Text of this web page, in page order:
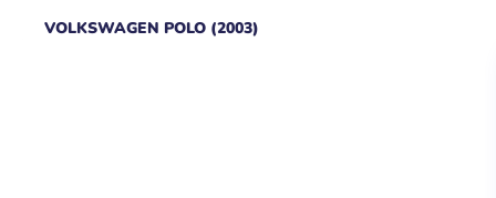
VOLKSWAGEN POLO (2003)